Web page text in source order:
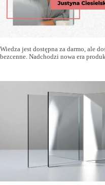
Wiedza jest dostępna za darmo, ale
bezcenne. Nadchodzi nowa era